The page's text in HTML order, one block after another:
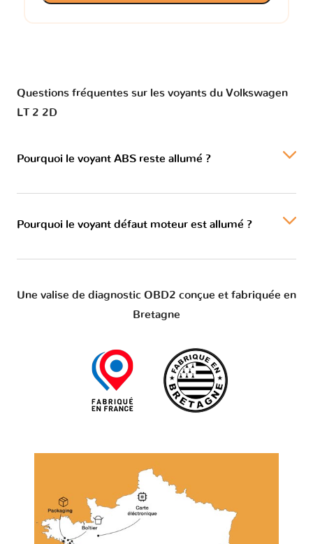
Questions fréquentes sur les voyants du Volkswagen
LT 2 2D
Pourquoi le voyant ABS reste allumé ?
Pourquoi le voyant défaut moteur est allumé ?
Une valise de diagnostic OBD2 conçue et fabriquée en
Bretagne